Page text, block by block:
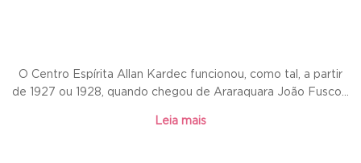
O Centro Espírita Allan Kardec funcionou, como tal, a partir
de 1927 ou 1928, quando chegou de Araraquara João Fusco...
Leia mais